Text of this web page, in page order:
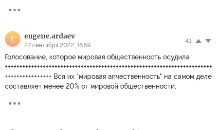
E eugene.ardaev
27 сентября 2022, 16:59
41
Голосование, которое мировая общественность осудила
+++++++++++++++++++++++++++++++++++++++++++++++++++++++++++++++++++++++
++++++++++++++++ Вся их "мировая апчественность" на самом деле
составляет менее 20% от мировой общественности.